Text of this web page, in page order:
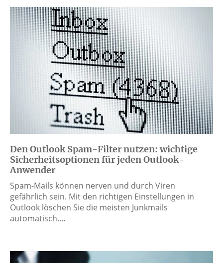
Den Outlook Spam-Filter nutzen: wichtige
Sicherheitsoptionen für jeden Outlook-
Anwender
Spam-Mails können nerven und durch Viren
gefährlich sein. Mit den richtigen Einstellungen in
Outlook löschen Sie die meisten Junkmails
automatisch.…